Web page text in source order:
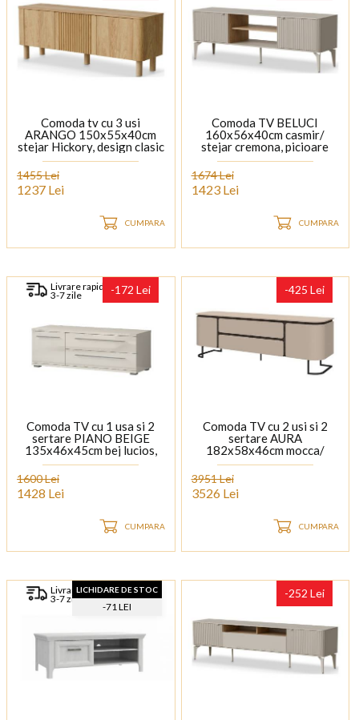
Comoda tv cu 3 usi
ARANGO 150x55x40cm
stejar Hickory, design clasic
1455 Lei
1237 Lei
CUMPARA
Comoda TV BELUCI
160x56x40cm casmir/
stejar cremona, picioare
metal casmir
1674 Lei
1423 Lei
CUMPARA
Livrare rapida
3-7 zile -172 Lei
Comoda TV cu 1 usa si 2
sertare PIANO BEIGE
135x46x45cm bej lucios,
manere si picioare crom
1600 Lei
1428 Lei
CUMPARA
-425 Lei
Comoda TV cu 2 usi si 2
sertare AURA
182x58x46cm mocca/
stejar Baroc, picioare
3951 Lei
3526 Lei
CUMPARA
Livrare rapida
3-7 zile
LICHIDARE DE STOC
-71 LEI
-252 Lei